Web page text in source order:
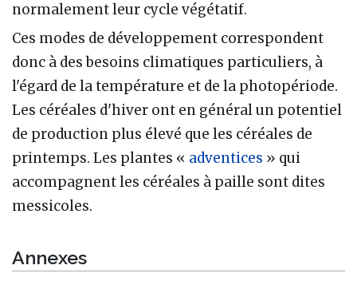
normalement leur cycle végétatif.
Ces modes de développement correspondent
donc à des besoins climatiques particuliers, à
l'égard de la température et de la photopériode.
Les céréales d'hiver ont en général un potentiel
de production plus élevé que les céréales de
printemps. Les plantes « adventices » qui
accompagnent les céréales à paille sont dites
messicoles.
Annexes